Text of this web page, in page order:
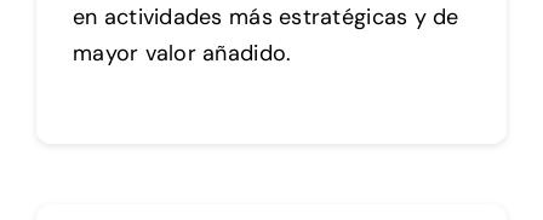
en actividades más estratégicas y de
mayor valor añadido.